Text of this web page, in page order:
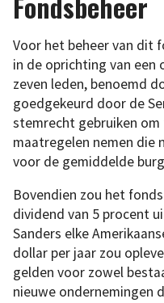
Voor het beheer van dit
in de oprichting van een
zeven leden, benoemd
goedgekeurd door de
stemrecht gebruiken
maatregelen nemen die
voor de gemiddelde
Bovendien zou het
dividend van 5 procent
Sanders elke
dollar per jaar zou
gelden voor zowel
nieuwe ondernemingen